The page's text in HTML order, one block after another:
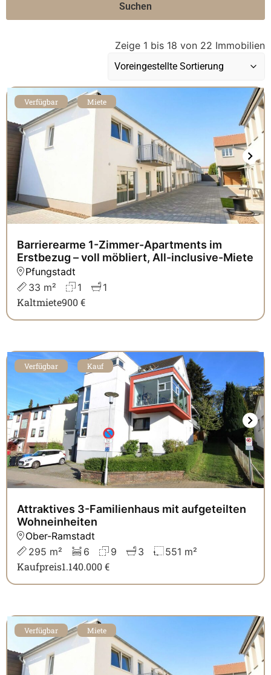
Suchen
Zeige 1 bis 18 von 22 Immobilien
Verfügbar Miete
Barrierearme 1-Zimmer-Apartments im
Erstbezug – voll möbliert, All-inclusive-Miete
Pfungstadt
33 m²
1 1
Kaltmiete900 €
Verfügbar Kauf
Attraktives 3-Familienhaus mit aufgeteilten
Wohneinheiten
Ober-Ramstadt
295 m²
6 9 3 551 m²
Kaufpreis1.140.000 €
Verfügbar Miete